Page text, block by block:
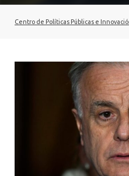
SEMINARIOS, CHARLAS U OTROS
Centro de Políticas Públicas e